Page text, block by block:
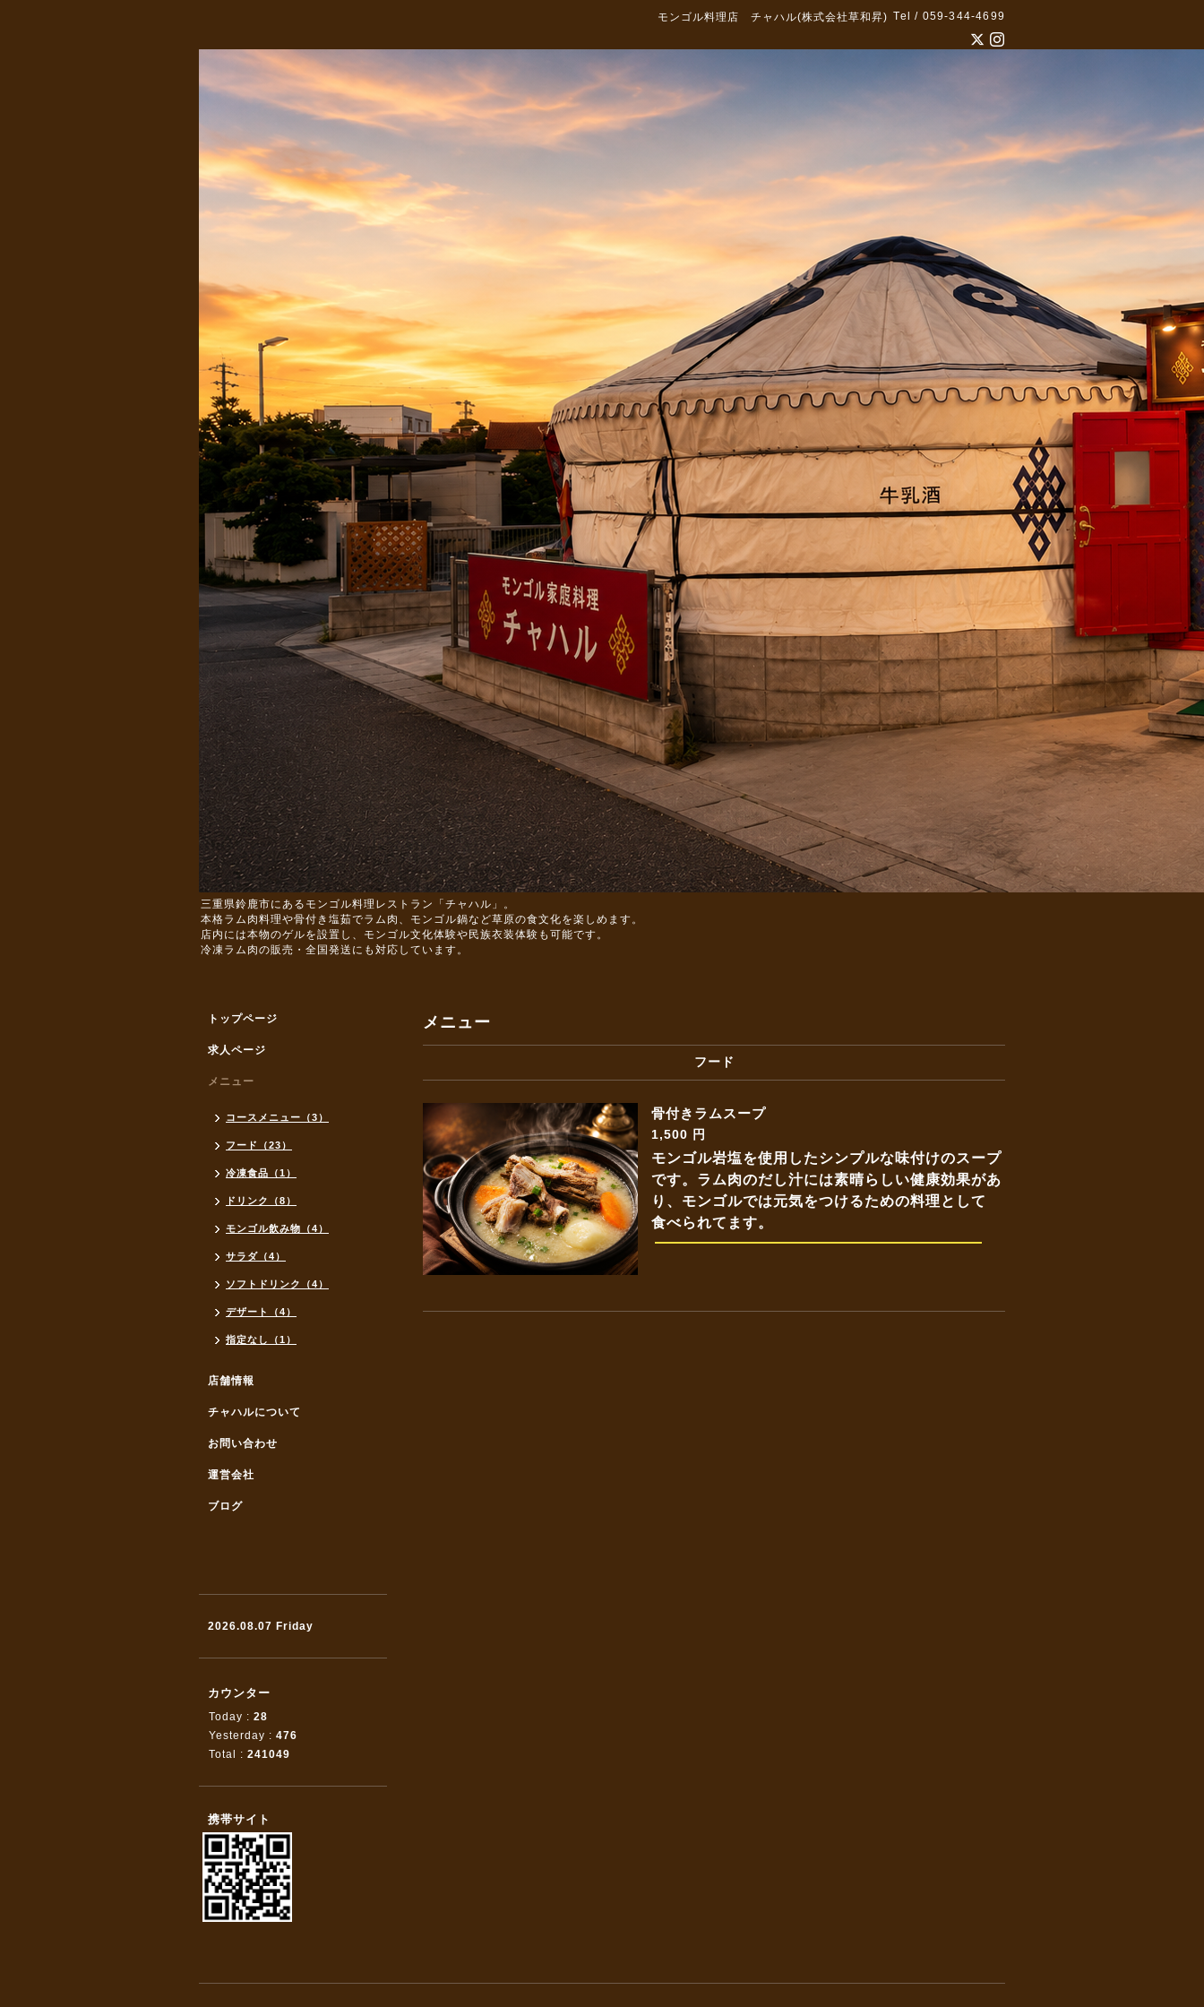
モンゴル料理店 チャハル(株式会社草和昇) Tel / 059-344-4699
三重県鈴鹿市にあるモンゴル料理レストラン「チャハル」。
本格ラム肉料理や骨付き塩茹でラム肉、モンゴル鍋など草原の食文化を楽しめます。
店内には本物のゲルを設置し、モンゴル文化体験や民族衣装体験も可能です。
冷凍ラム肉の販売・全国発送にも対応しています。
メニュー
フード
骨付きラムスープ
1,500 円
モンゴル岩塩を使用したシンプルな味付けのスープ
です。ラム肉のだし汁には素晴らしい健康効果があ
り、モンゴルでは元気をつけるための料理として
食べられてます。
トップページ
求人ページ
メニュー
コースメニュー（3）
フード（23）
冷凍食品（1）
ドリンク（8）
モンゴル飲み物（4）
サラダ（4）
ソフトドリンク（4）
デザート（4）
指定なし（1）
店舗情報
チャハルについて
お問い合わせ
運営会社
ブログ
2026.08.07 Friday
カウンター
Today : 28
Yesterday : 476
Total : 241049
携帯サイト